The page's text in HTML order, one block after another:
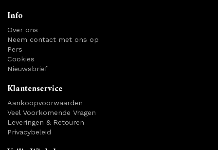
Info
Over ons
Neem contact met ons op
Pers
Cookies
Nieuwsbrief
Klantenservice
Aankoopvoorwaarden
Veel Voorkomende Vragen
Leveringen & Retouren
Privacybeleid